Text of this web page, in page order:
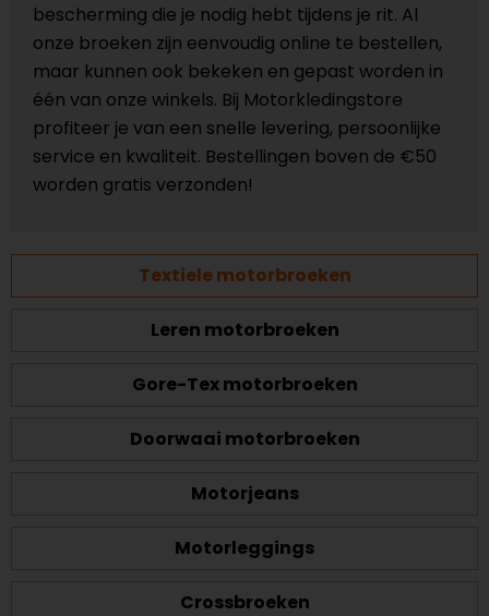
bescherming die je nodig hebt tijdens je rit. Al
onze broeken zijn eenvoudig online te bestellen,
maar kunnen ook bekeken en gepast worden in
één van onze winkels. Bij Motorkledingstore
profiteer je van een snelle levering, persoonlijke
service en kwaliteit. Bestellingen boven de €50
worden gratis verzonden!
Textiele motorbroeken
Leren motorbroeken
Gore-Tex motorbroeken
Doorwaai motorbroeken
Motorjeans
Motorleggings
Crossbroeken